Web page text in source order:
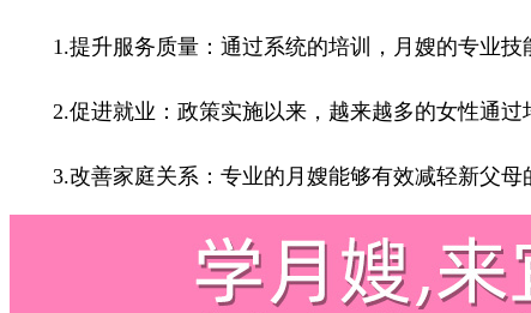
1.提升服务质量：通过系统的培训，月嫂的专业技
2.促进就业：政策实施以来，越来越多的女性通过
3.改善家庭关系：专业的月嫂能够有效减轻新父母